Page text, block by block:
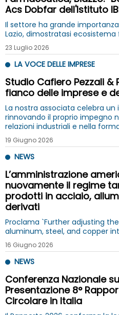
Acs Dobfar dell'Istituto
Il settore ha grande
Lazio, dimostratasi ecosistema
23 Luglio 2026
LA VOCE DELLE IMPRESE
Studio Cafiero Pezzali &
fianco delle imprese e
La nostra associata celebra
rinnovando il proprio impegno
relazioni industriali e nella
generazioni di giuslavoristi – La
19 Giugno 2026
NEWS
L’amministrazione
nuovamente il regime
prodotti in acciaio,
derivati
Proclama `Further adjusting
aluminum, steel, and copper
16 Giugno 2026
NEWS
Conferenza Nazionale
Presentazione 8°
Circolare in Italia